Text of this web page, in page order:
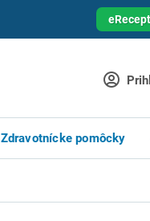
eRecept
Zdravotnícke pomôcky